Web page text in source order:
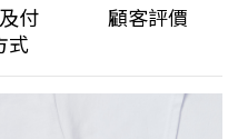
付
式
顧客評價